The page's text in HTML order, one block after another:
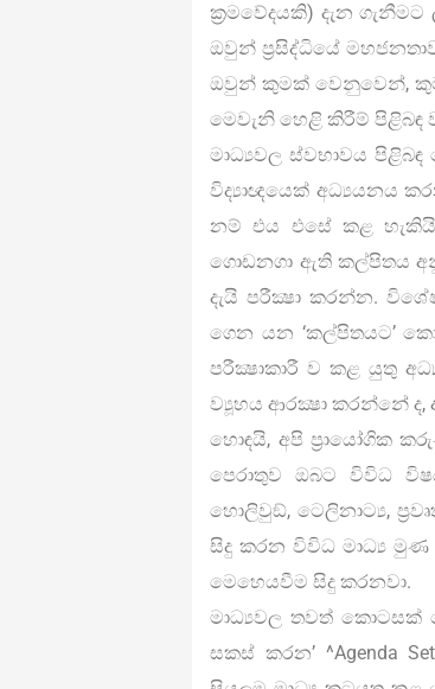
ක්‍රමවේදයකි) දැන
ඔවුන් ප්‍රසිද්ධියේ
ඔවුන් කුමක් වෙනුවෙන්,
මෙවැනි හෙළි කිරීම් පිළිබඳ
මාධ්‍යවල ස්වභාවය පිළිබඳ
විද්‍යාඥයෙක් අධ්‍යයනය
නම් එය එසේ කළ
ගොඩනගා ඇති කල්පිතය
දැයි පරීක්‍ෂා කරන්න.
ගෙන යන ‘කල්පිතයට’
පරීක්‍ෂාකාරී ව කළ යුතු
ව්‍යූහය ආරක්‍ෂා කරන්නේ
හොඳයි, අපි ප්‍රායෝගික
පෙරාතුව ඔබට විවිධ
හොලිවුඞ්, ටෙලිනාට්‍ය,
සිදු කරන විවිධ මාධ්‍ය මුණ
මෙහෙයවීම සිදු කරනවා.
මාධ්‍යවල තවත් කොටසක්
සකස් කරන’ ^Agenda